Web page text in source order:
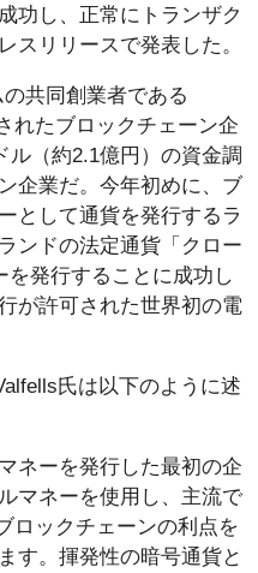
功し、正常にトランザク
スリリースで発表した。
共同創業者である
れたブロックチェーン企
ル（約2.1億円）の資金調
企業だ。今年初めに、ブ
として通貨を発行するラ
ンドの法定通貨「クロー
発行することに成功し
が許可された世界初の電
氏は以下のように述
ネーを発行した最初の企
マネーを使用し、主流で
ロックチェーンの利点を
す。揮発性の暗号通貨と